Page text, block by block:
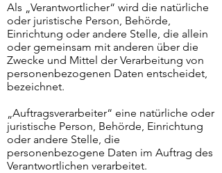
Als „Verantwortlicher“ wird die natürliche
oder juristische Person, Behörde,
Einrichtung oder andere Stelle, die allein
oder gemeinsam mit anderen über die
Zwecke und Mittel der Verarbeitung von
personenbezogenen Daten entscheidet,
bezeichnet.
„Auftragsverarbeiter“ eine natürliche oder
juristische Person, Behörde, Einrichtung
oder andere Stelle, die
personenbezogene Daten im Auftrag des
Verantwortlichen verarbeitet.